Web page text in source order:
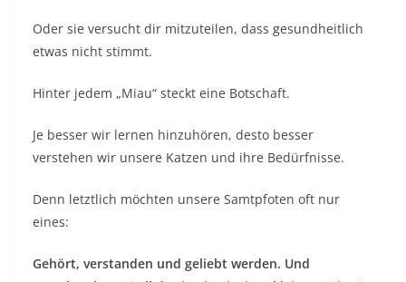
Oder sie versucht dir mitzuteilen, dass gesundheitlich
etwas nicht stimmt.
Hinter jedem „Miau“ steckt eine Botschaft.
Je besser wir lernen hinzuhören, desto besser
verstehen wir unsere Katzen und ihre Bedürfnisse.
Denn letztlich möchten unsere Samtpfoten oft nur
eines:
Gehört, verstanden und geliebt werden. Und